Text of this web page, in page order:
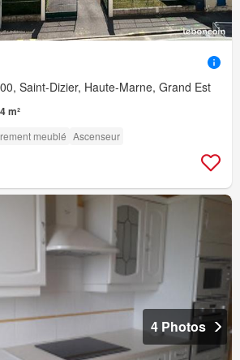
Saint-Dizier, Haute-Marne, Grand Est
m²
meublé Ascenseur
4 Photos